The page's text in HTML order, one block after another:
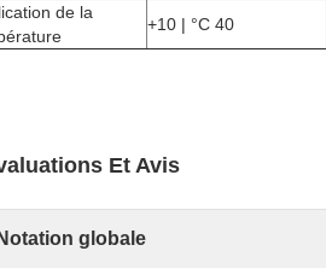
de la
+10 | °C 40
Et Avis
Notation globale